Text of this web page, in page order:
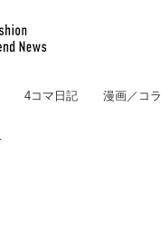
4コマ日記 漫画／コ